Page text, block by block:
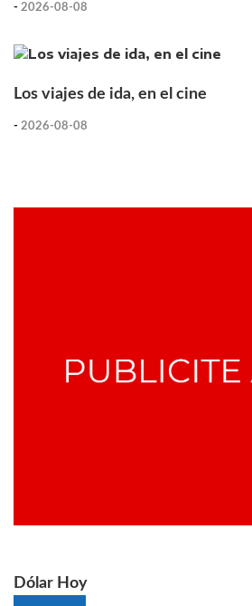
- 2026-08-08
Los viajes de ida, en el cine
- 2026-08-08
Dólar Hoy